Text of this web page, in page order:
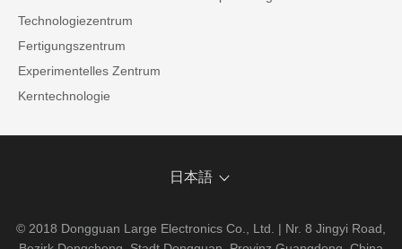
Technologiezentrum
Fertigungszentrum
Experimentelles Zentrum
Kerntechnologie
日本語
© 2018 Dongguan Large Electronics Co., Ltd. | Nr. 8 Jingyi Road,